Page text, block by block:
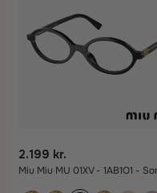
2.199 kr.
Miu Miu MU 01XV - 1AB1O1 -